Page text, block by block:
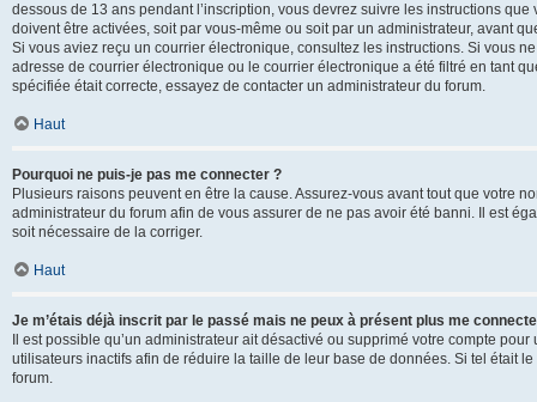
dessous de 13 ans pendant l’inscription, vous devrez suivre les instructions
doivent être activées, soit par vous-même ou soit par un administrateur, avant
Si vous aviez reçu un courrier électronique, consultez les instructions. Si vous
adresse de courrier électronique ou le courrier électronique a été filtré en tant
spécifiée était correcte, essayez de contacter un administrateur du forum.
Haut
Pourquoi ne puis-je pas me connecter ?
Plusieurs raisons peuvent en être la cause. Assurez-vous avant tout que votre
administrateur du forum afin de vous assurer de ne pas avoir été banni. Il est
soit nécessaire de la corriger.
Haut
Je m’étais déjà inscrit par le passé mais ne peux à présent plus me
Il est possible qu’un administrateur ait désactivé ou supprimé votre compte
utilisateurs inactifs afin de réduire la taille de leur base de données. Si tel était
forum.